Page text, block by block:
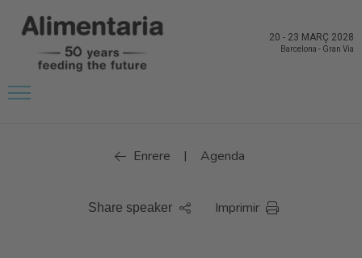
20 - 23 MARÇ 2028
Barcelona - Gran Via
Enrere | Agenda
Share speaker Imprimir